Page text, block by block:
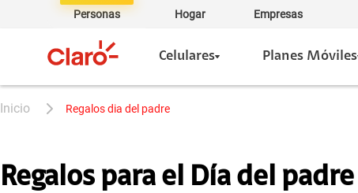
Personas Hogar Empresas
Celulares Planes Móviles
regalos dia del padre
Regalos para el Día del padre